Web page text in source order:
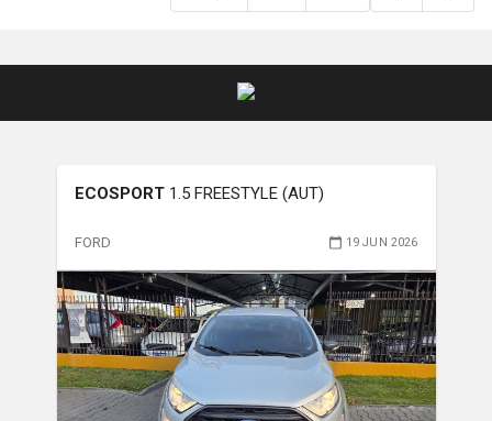
ECOSPORT 1.5 FREESTYLE (AUT)
FORD 19 JUN 2026